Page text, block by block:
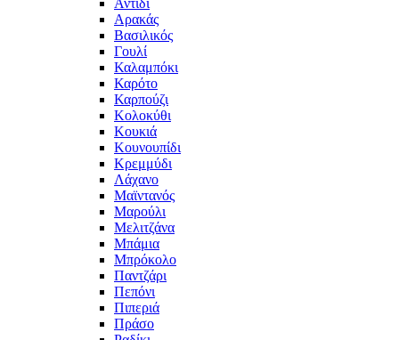
Αρακάς
Βασιλικός
Γουλί
Καλαμπόκι
Καρότο
Καρπούζι
Κολοκύθι
Κουκιά
Κουνουπίδι
Κρεμμύδι
Λάχανο
Μαϊντανός
Μαρούλι
Μελιτζάνα
Μπάμια
Μπρόκολο
Παντζάρι
Πεπόνι
Πιπεριά
Πράσο